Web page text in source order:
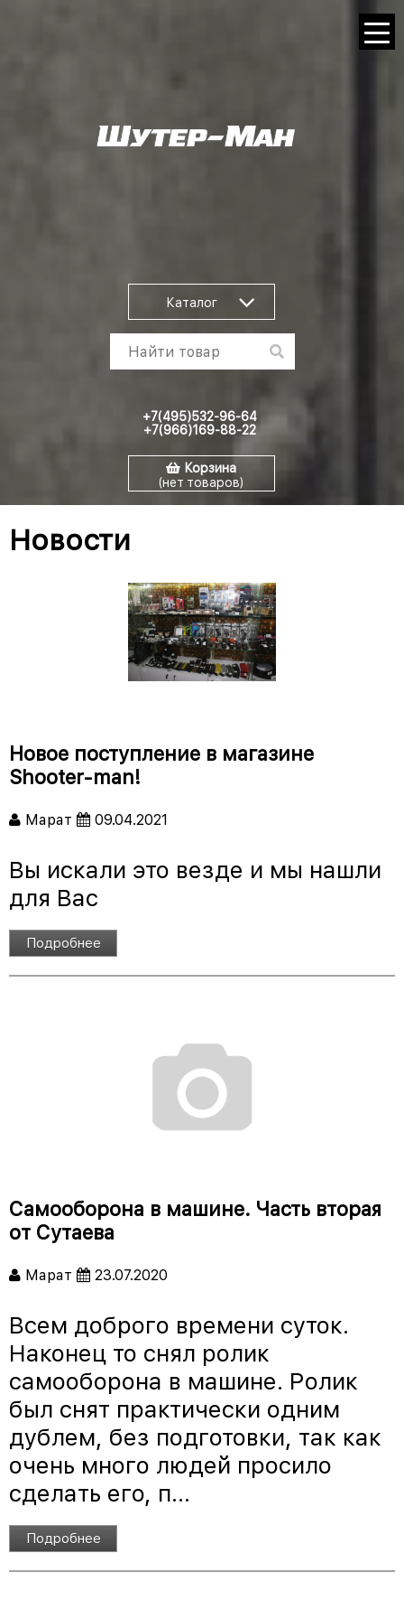
Каталог
+7(495)532-96-64
+7(966)169-88-22
Корзина
(нет товаров)
Новости
Новое поступление в магазине
Shooter-man!
Марат 09.04.2021
Вы искали это везде и мы нашли
для Вас
Подробнее
Самооборона в машине. Часть вторая
от Сутаева
Марат 23.07.2020
Всем доброго времени суток.
Наконец то снял ролик
самооборона в машине. Ролик
был снят практически одним
дублем, без подготовки, так как
очень много людей просило
сделать его, п...
Подробнее